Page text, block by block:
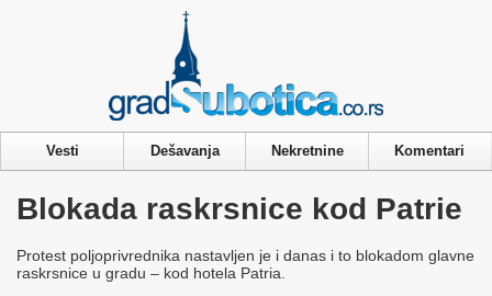
Vesti Dešavanja Nekretnine Komentari
Blokada raskrsnice kod Patrie
Protest poljoprivrednika nastavljen je i danas i to blokadom glavne
raskrsnice u gradu – kod hotela Patria.
Privacy & Cookies Policy